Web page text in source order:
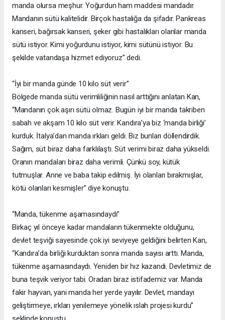
manda olursa meşhur. Yoğurdun ham maddesi mandadır.
Mandanın sütü kalitelidir. Birçok hastalığa da şifadır. Pankreas
kanseri, bağırsak kanseri, şeker gibi hastalıkları olanlar manda
sütü istiyor. Kimi yoğurdunu istiyor, kimi sütünü istiyor. Bu
şekilde vatandaşa hizmet ediyoruz” dedi.
“İyi bir manda günde 10 kilo süt verir”
Bölgede manda sütü verimliliğinin nasıl arttığını anlatan Kan,
“Mandanın çok aşırı sütü olmaz. Bugün iyi bir manda takriben
sabah ve akşam 10 kilo süt verir. Kandıra’ya biz ‘manda birliği’
kurduk. İtalya’dan manda ırkları geldi. Biz bunları döllendirdik.
Sağım, süt biraz daha farklılaştı. Süt verimi biraz daha yükseldi.
Oranın mandaları biraz daha verimli. Çünkü soy, kütük
tutmuşlar. Anne ve baba takip edilmiş. İyi olanları bırakmışlar,
kötü olanları kesmişler” diye konuştu.
“Manda, tükenme aşamasındaydı”
Birkaç yıl önceye kadar mandaların tükenmekte olduğunu,
devlet teşviği sayesinde çok iyi seviyeye geldiğini belirten Kan,
“Kandıra’da birliği kurduktan sonra manda sayısı arttı. Manda,
tükenme aşamasındaydı. Yeniden bir hız kazandı. Devletimiz de
buna teşvik veriyor tabi. Oradan biraz istifademiz var. Manda
fakir hayvan, yani manda her yerde yayılır. Devlet, mandayı
geliştirmeye, ırkları yenilemeye yönelik ıslah projesi kurdu”